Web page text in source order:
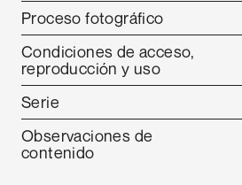
Proceso fotográfico
Condiciones de acceso,
reproducción y uso
Serie
Observaciones de
contenido